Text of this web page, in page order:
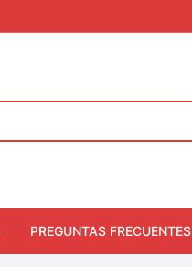
PREGUNTAS FRECUENTES